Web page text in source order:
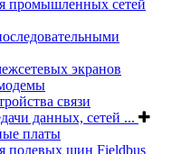
промышленных сетей
экранов
связи
данных, сетей ...
платы
полевых шин Fieldbus